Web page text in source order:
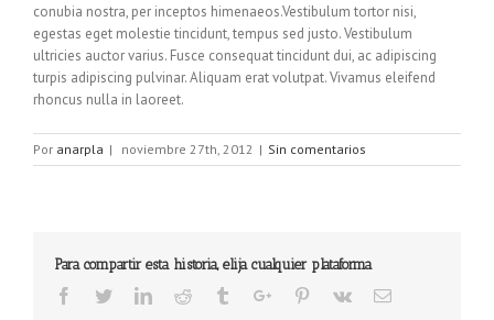
conubia nostra, per inceptos himenaeos.Vestibulum tortor nisi,
egestas eget molestie tincidunt, tempus sed justo. Vestibulum
ultricies auctor varius. Fusce consequat tincidunt dui, ac adipiscing
turpis adipiscing pulvinar. Aliquam erat volutpat. Vivamus eleifend
rhoncus nulla in laoreet.
Por anarpla | noviembre 27th, 2012 | Sin comentarios
Para compartir esta historia, elija cualquier plataforma
Facebook
TwitterLinkedinReddit TumblrGoogle+Pinterest
Vk Email